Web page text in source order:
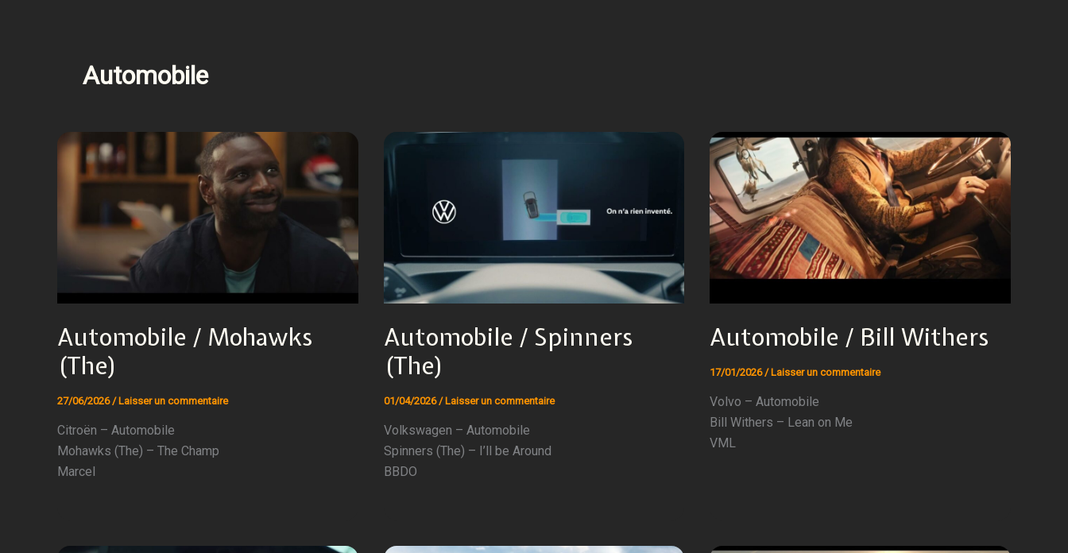
Automobile
Automobile / Mohawks
(The)
27/06/2026 /Laisser un commentaire
Citroën – Automobile
Mohawks (The) – The Champ
Marcel
Automobile / Spinners
(The)
01/04/2026 /Laisser un commentaire
Volkswagen – Automobile
Spinners (The) – I’ll be Around
BBDO
Automobile / Bill Withers
17/01/2026 /Laisser un commentaire
Volvo – Automobile
Bill Withers – Lean on Me
VML